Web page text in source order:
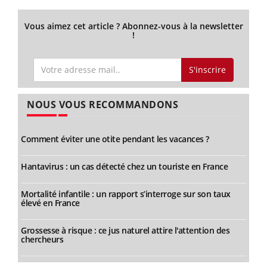
Vous aimez cet article ? Abonnez-vous à la newsletter
!
S'inscrire
NOUS VOUS RECOMMANDONS
Comment éviter une otite pendant les vacances ?
Hantavirus : un cas détecté chez un touriste en France
Mortalité infantile : un rapport s’interroge sur son taux
élevé en France
Grossesse à risque : ce jus naturel attire l'attention des
chercheurs